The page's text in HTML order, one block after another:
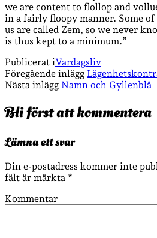
we are content to flollop and
in a fairly floopy manner. Some
us are called Zem, so we never
is thus kept to a minimum.”
Publicerat iVardagsliv
Föregående inlägg
Nästa inlägg Namn och Gyllenblå
Bli först att kommentera
Lämna ett svar
Din e-postadress kommer inte
fält är märkta *
Kommentar